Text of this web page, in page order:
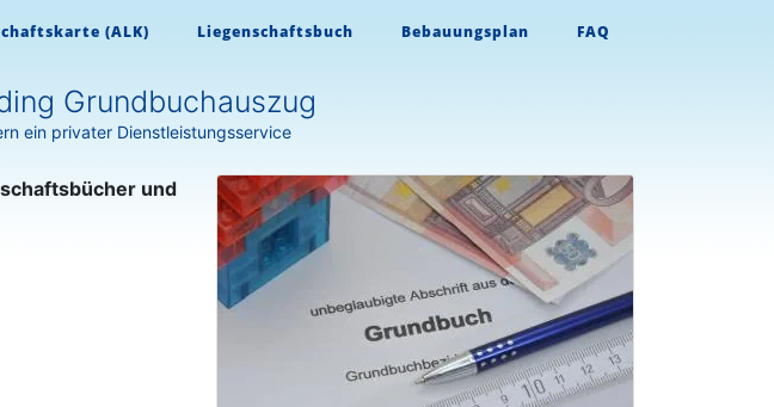
(ALK) Liegenschaftsbuch Bebauungsplan FAQ
Grundbuchauszug
ein privater Dienstleistungsservice
und